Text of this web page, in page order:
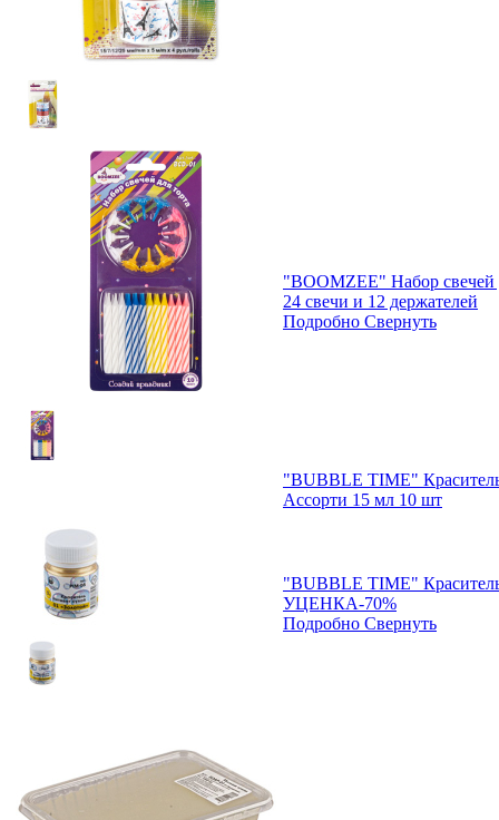
"BOOMZEE" Набор свечей
24 свечи и 12 держателей
Подробно Свернуть
"BUBBLE TIME"
Ассорти 15 мл 10 шт
"BUBBLE TIME"
УЦЕНКА-70%
Подробно Свернуть